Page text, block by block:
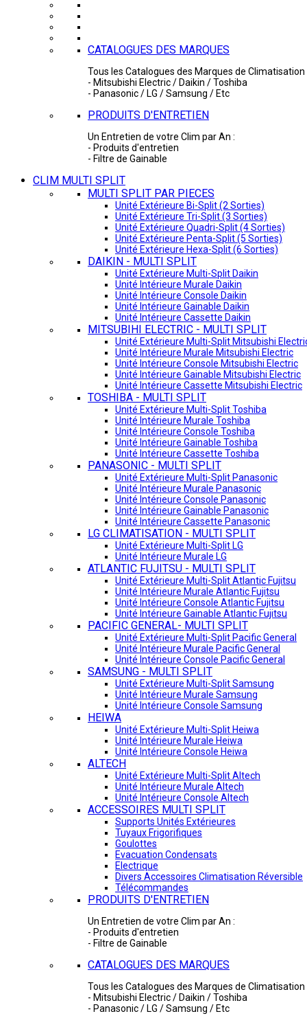
CATALOGUES DES MARQUES
Tous les Catalogues des Marques de Climatisation
- Mitsubishi Electric / Daikin / Toshiba
- Panasonic / LG / Samsung / Etc
PRODUITS D'ENTRETIEN
Un Entretien de votre Clim par An :
- Produits d'entretien
- Filtre de Gainable
CLIM MULTI SPLIT
MULTI SPLIT PAR PIECES
Unité Extérieure Bi-Split (2 Sorties)
Unité Extérieure Tri-Split (3 Sorties)
Unité Extérieure Quadri-Split (4 Sorties)
Unité Extérieure Penta-Split (5 Sorties)
Unité Extérieure Hexa-Split (6 Sorties)
DAIKIN - MULTI SPLIT
Unité Extérieure Multi-Split Daikin
Unité Intérieure Murale Daikin
Unité Intérieure Console Daikin
Unité Intérieure Gainable Daikin
Unité Intérieure Cassette Daikin
MITSUBIHI ELECTRIC - MULTI SPLIT
Unité Extérieure Multi-Split Mitsubishi
Unité Intérieure Murale Mitsubishi Electric
Unité Intérieure Console Mitsubishi Electric
Unité Intérieure Gainable Mitsubishi Electric
Unité Intérieure Cassette Mitsubishi Electric
TOSHIBA - MULTI SPLIT
Unité Extérieure Multi-Split Toshiba
Unité Intérieure Murale Toshiba
Unité Intérieure Console Toshiba
Unité Intérieure Gainable Toshiba
Unité Intérieure Cassette Toshiba
PANASONIC - MULTI SPLIT
Unité Extérieure Multi-Split Panasonic
Unité Intérieure Murale Panasonic
Unité Intérieure Console Panasonic
Unité Intérieure Gainable Panasonic
Unité Intérieure Cassette Panasonic
LG CLIMATISATION - MULTI SPLIT
Unité Extérieure Multi-Split LG
Unité Intérieure Murale LG
ATLANTIC FUJITSU - MULTI SPLIT
Unité Extérieure Multi-Split Atlantic Fujitsu
Unité Intérieure Murale Atlantic Fujitsu
Unité Intérieure Console Atlantic Fujitsu
Unité Intérieure Gainable Atlantic Fujitsu
PACIFIC GENERAL- MULTI SPLIT
Unité Extérieure Multi-Split Pacific General
Unité Intérieure Murale Pacific General
Unité Intérieure Console Pacific General
SAMSUNG - MULTI SPLIT
Unité Extérieure Multi-Split Samsung
Unité Intérieure Murale Samsung
Unité Intérieure Console Samsung
HEIWA
Unité Extérieure Multi-Split Heiwa
Unité Intérieure Murale Heiwa
Unité Intérieure Console Heiwa
ALTECH
Unité Extérieure Multi-Split Altech
Unité Intérieure Murale Altech
Unité Intérieure Console Altech
ACCESSOIRES MULTI SPLIT
Supports Unités Extérieures
Tuyaux Frigorifiques
Goulottes
Evacuation Condensats
Electrique
Divers Accessoires Climatisation Réversible
Télécommandes
PRODUITS D'ENTRETIEN
Un Entretien de votre Clim par An :
- Produits d'entretien
- Filtre de Gainable
CATALOGUES DES MARQUES
Tous les Catalogues des Marques de Climatisation
- Mitsubishi Electric / Daikin / Toshiba
- Panasonic / LG / Samsung / Etc